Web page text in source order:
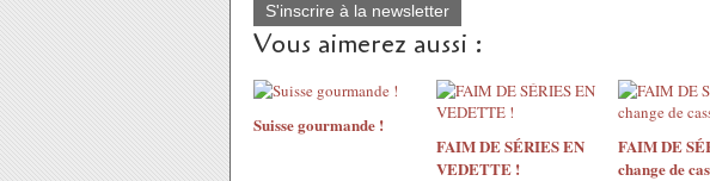
S'inscrire à la newsletter
Vous aimerez aussi :
Suisse gourmande !
FAIM DE SÉRIES EN
VEDETTE !
FAIM DE
change de